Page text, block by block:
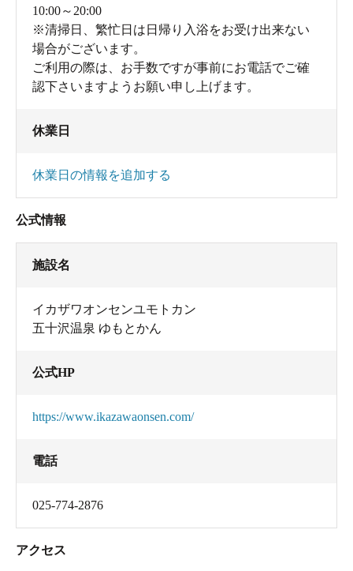
10:00～20:00
※清掃日、繁忙日は日帰り入浴をお受け出来ない
場合がございます。
ご利用の際は、お手数ですが事前にお電話でご確
認下さいますようお願い申し上げます。
休業日
休業日の情報を追加する
公式情報
施設名
イカザワオンセンユモトカン
五十沢温泉 ゆもとかん
公式HP
https://www.ikazawaonsen.com/
電話
025-774-2876
アクセス